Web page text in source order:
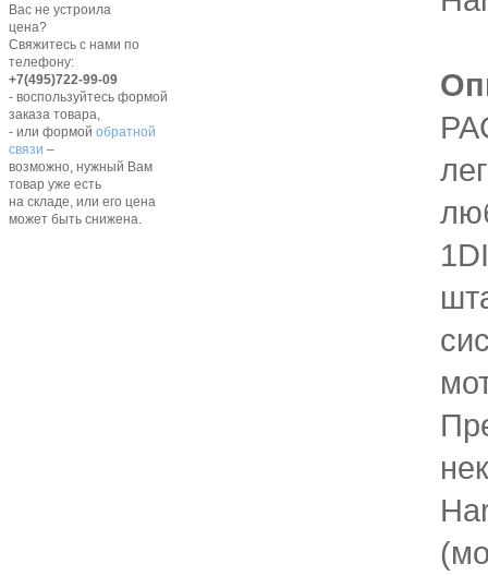
Вас не устроила
цена?
Свяжитесь с нами по
телефону:
+7(495)722-99-09
- воспользуйтесь формой
заказа товара,
- или формой обратной
связи –
возможно, нужный Вам
товар уже есть
на складе, или его цена
может быть снижена.